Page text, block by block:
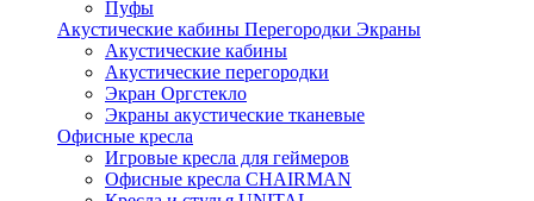
Пуфы
Акустические кабины Перегородки Экраны
Акустические кабины
Акустические перегородки
Экран Оргстекло
Экраны акустические тканевые
Офисные кресла
Игровые кресла для геймеров
Офисные кресла CHAIRMAN